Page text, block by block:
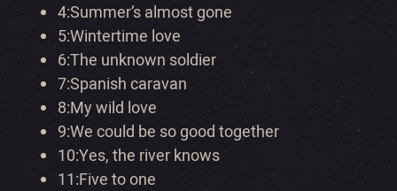
4:Summer’s almost gone
5:Wintertime love
6:The unknown soldier
7:Spanish caravan
8:My wild love
9:We could be so good together
10:Yes, the river knows
11:Five to one